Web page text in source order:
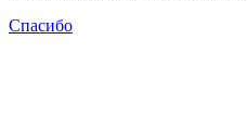
Спасибо